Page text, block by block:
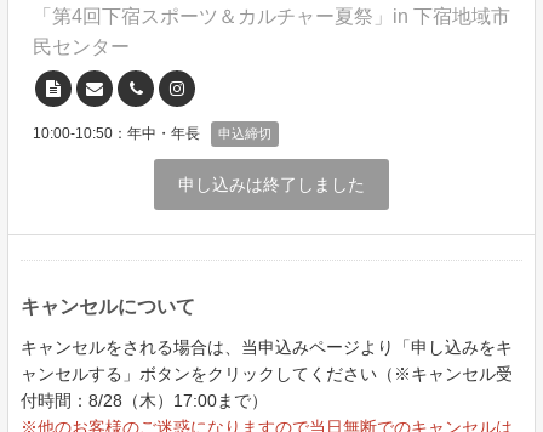
「第4回下宿スポーツ＆カルチャー夏祭」in 下宿地域市
民センター
10:00-10:50：年中・年長 申込締切
申し込みは終了しました
キャンセルについて
キャンセルをされる場合は、当申込みページより「申し込みをキ
ャンセルする」ボタンをクリックしてください（※キャンセル受
付時間：8/28（木）17:00まで）
※他のお客様のご迷惑になりますので当日無断でのキャンセルは